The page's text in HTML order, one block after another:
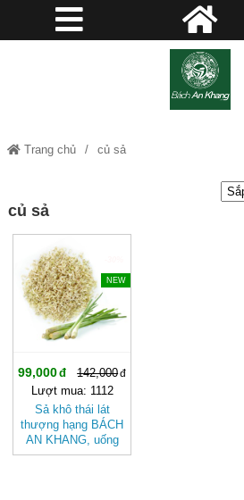
Trang chủ củ sả
củ sả
NEW
99,000
142,000
Lượt mua: 1112
Sả khô thái lát
thượng hạng BÁCH
AN KHANG, uống
trà, làm gia vị, tốt